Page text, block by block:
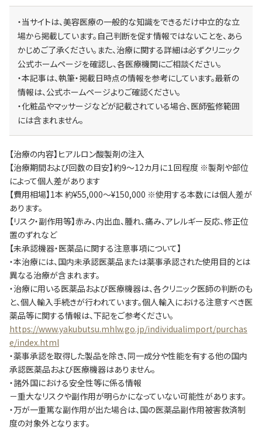
・当サイトは、美容医療の一般的な知識をできるだけ中立的な立
場から掲載しています。自己判断を促す情報ではないことを、あら
かじめご了承ください。また、治療に関する詳細は必ずクリニック
公式ホームページを確認し、各医療機関にご相談ください。
・本記事は、執筆・掲載日時点の情報を参考にしています。最新の
情報は、公式ホームページよりご確認ください。
・化粧品やマッサージなどが記載されている場合、医師監修範囲
には含まれません。
【治療の内容】ヒアルロン酸製剤の注入
【治療期間および回数の目安】約9～12カ月に１回程度 ※製剤や部位
によって個人差があります
【費用相場】1本 約¥55,000～¥150,000 ※使用する本数には個人差が
あります。
【リスク・副作用等】赤み、内出血、腫れ、痛み、アレルギー反応、修正位
置のずれなど
【未承認機器・医薬品に関する注意事項について】
・本治療には、国内未承認医薬品または薬事承認された使用目的とは
異なる治療が含まれます。
・治療に用いる医薬品および医療機器は、各クリニック医師の判断のも
と、個人輸入手続きが行われています。個人輸入における注意すべき医
薬品等に関する情報は、下記をご参考ください。
https://www.yakubutsu.mhlw.go.jp/individualimport/purchas
e/index.html
・薬事承認を取得した製品を除き、同一成分や性能を有する他の国内
承認医薬品および医療機器はありません。
・諸外国における安全性等に係る情報
－重大なリスクや副作用が明らかになっていない可能性があります。
・万が一重篤な副作用が出た場合は、国の医薬品副作用被害救済制
度の対象外となります。